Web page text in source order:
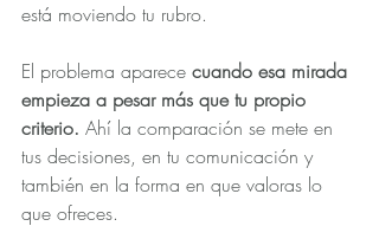
está moviendo tu rubro.
El problema aparece cuando esa mirada
empieza a pesar más que tu propio
criterio. Ahí la comparación se mete en
tus decisiones, en tu comunicación y
también en la forma en que valoras lo
que ofreces.